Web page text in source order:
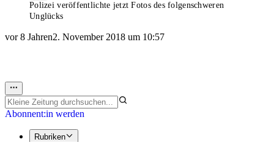
Polizei veröffentlichte jetzt Fotos des folgenschweren
Unglücks
vor 8 Jahren2. November 2018 um 10:57
Abonnent:in werden
Rubriken